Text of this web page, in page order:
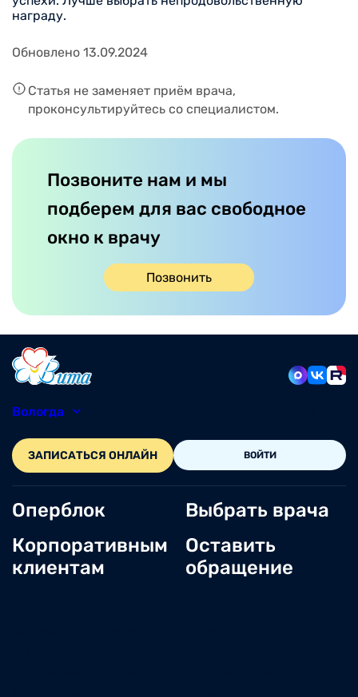
награду.
Обновлено 13.09.2024
Статья не заменяет приём врача,
проконсультируйтесь со специалистом.
Позвоните нам и мы
подберем для вас свободное
окно к врачу
Позвонить
Вологда
ЗАПИСАТЬСЯ ОНЛАЙН ВОЙТИ
Оперблок
Корпоративным
клиентам
Выбрать врача
Оставить
обращение